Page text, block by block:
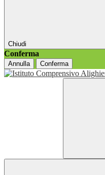
Chiudi
Conferma
Annulla Conferma